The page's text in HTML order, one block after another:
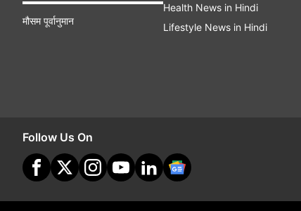
मौसम पूर्वानुमान
Health News in Hindi
Lifestyle News in Hindi
Follow Us On